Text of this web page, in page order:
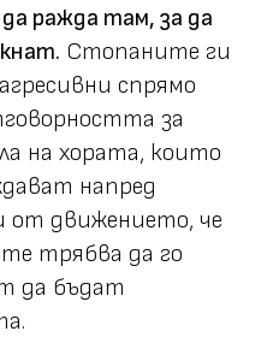
ражда там, за да
Стопаните ги
спрямо
за
на хората, които
напред
от движението, че
трябва да го
да бъдат